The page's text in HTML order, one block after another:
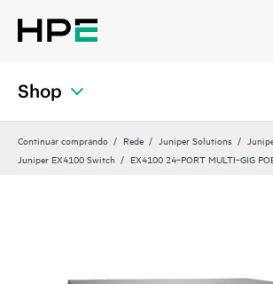
Shop
Continuar comprando Rede Juniper Solutions
Juniper EX4100 Switch
EX4100 24‑PORT MULTI‑GIG